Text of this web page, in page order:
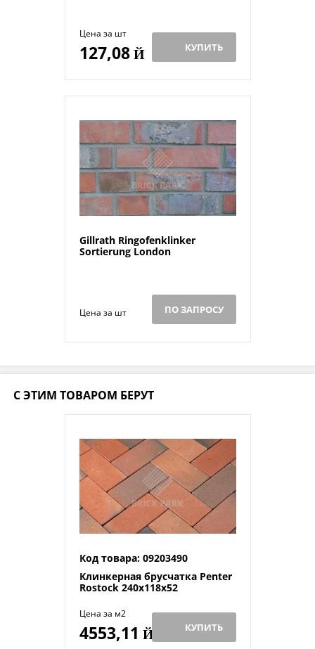
Цена за шт
127,08Й КУПИТЬ
Gillrath Ringofenklinker
Sortierung London
Цена за шт ПО ЗАПРОСУ
С ЭТИМ ТОВАРОМ БЕРУТ
Код товара: 09203490
Клинкерная брусчатка Penter
Rostock 240x118x52
Цена за м2
4553,11 Й КУПИТЬ